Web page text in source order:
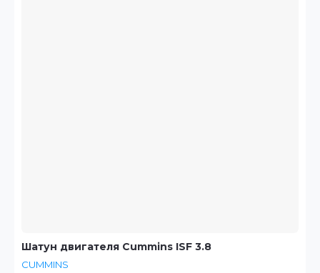
Шатун двигателя Cummins ISF 3.8
CUMMINS